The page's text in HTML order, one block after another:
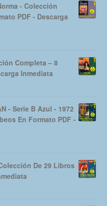
- Colección
PDF - Descarga
Completa – 8
Inmediata
- Serie B Azul - 1972
En Formato PDF -
De 29 Libros